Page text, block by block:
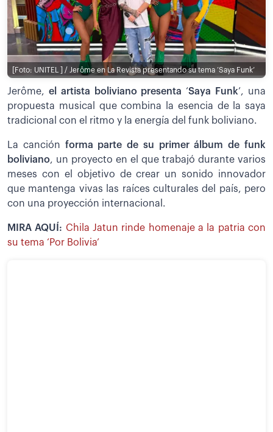
[Foto: UNITEL ] / Jerôme en La Revista presentando su tema ‘Saya Funk’
Jerôme, el artista boliviano presenta ‘Saya Funk’, una
propuesta musical que combina la esencia de la saya
tradicional con el ritmo y la energía del funk boliviano.
La canción forma parte de su primer álbum de funk
boliviano, un proyecto en el que trabajó durante varios
meses con el objetivo de crear un sonido innovador
que mantenga vivas las raíces culturales del país, pero
con una proyección internacional.
MIRA AQUÍ: Chila Jatun rinde homenaje a la patria con
su tema ‘Por Bolivia’